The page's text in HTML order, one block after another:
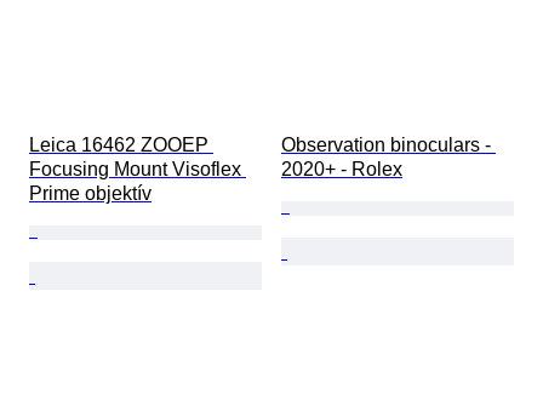
Leica 16462 ZOOEP
Focusing Mount Visoflex
Prime objektív
Observation binoculars -
2020+ - Rolex